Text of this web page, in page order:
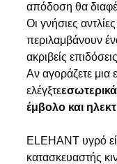
απόδοση θα
Οι γνήσιες
περιλαμβάνουν
ακριβείς
Αν αγοράζετε μια
ελέγξτε
έμβολο και
ELEHANT υγρό
κατασκευαστής